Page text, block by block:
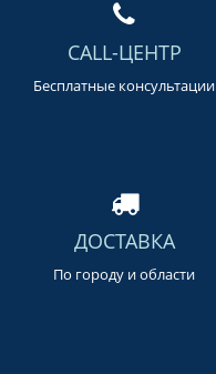
CALL-ЦЕНТР
Бесплатные консультации
ДОСТАВКА
По городу и области